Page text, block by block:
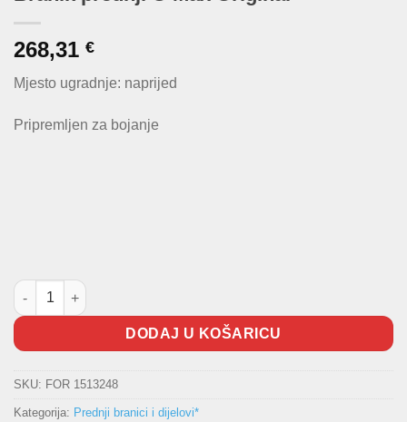
268,31 €
Mjesto ugradnje: naprijed
Pripremljen za bojanje
Branik prednji C-Max Original količina
DODAJ U KOŠARICU
SKU: FOR 1513248
Kategorija: Prednji branici i dijelovi*